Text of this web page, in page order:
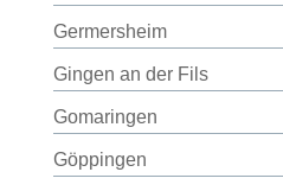
Germersheim
Gingen an der Fils
Gomaringen
Göppingen